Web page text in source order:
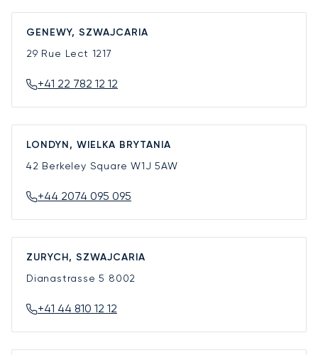
GENEWY, SZWAJCARIA
29 Rue Lect 1217
+41 22 782 12 12
LONDYN, WIELKA BRYTANIA
42 Berkeley SquareW1J 5AW
+44 2074 095 095
ZURYCH, SZWAJCARIA
Dianastrasse 5 8002
+41 44 810 12 12